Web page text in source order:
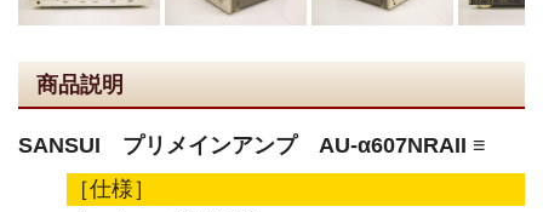
商品説明
SANSUI プリメインアンプ AU-α607NRAII ≡
［仕様］